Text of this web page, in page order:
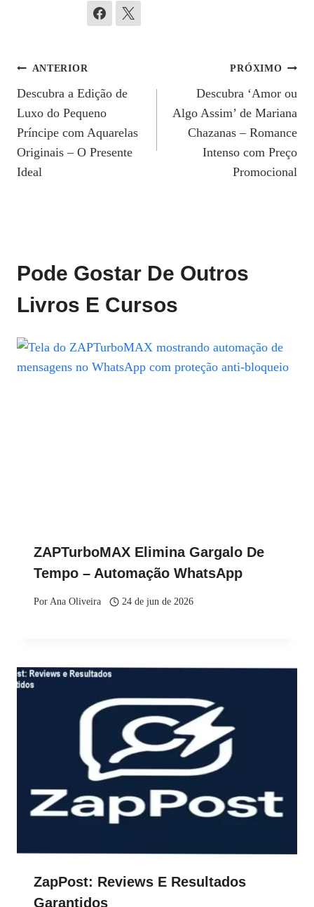
Navegação
De
Post
ANTERIOR
Descubra a Edição de
Luxo do Pequeno
Príncipe com Aquarel​as
Originais – O Presente
Ideal
PRÓXIMO
Descubra ‘Amor ou
Algo Assim’ de Mariana
Chazanas – Romance
Intenso com Preço
Promocional
Pode Gostar De Outros
Livros E Cursos
ZAPTurboMAX Elimina Gargalo De
Tempo – Automação WhatsApp
PorAna Oliveira 24 de jun de 2026
ZapPost: Reviews E Resultados
Garantidos